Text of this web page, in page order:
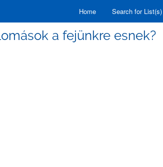
Home Search for List(s)
a fejünkre esnek?